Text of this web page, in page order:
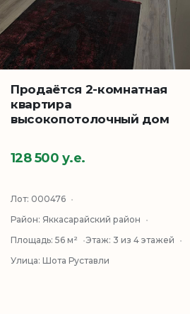
Продаётся 2-комнатная
квартира
высокопотолочный дом
128 500 у.е.
Лот: 000476
Район: Яккасарайский район
Площадь: 56 м² Этаж: 3 из 4 этажей
Улица: Шота Руставли